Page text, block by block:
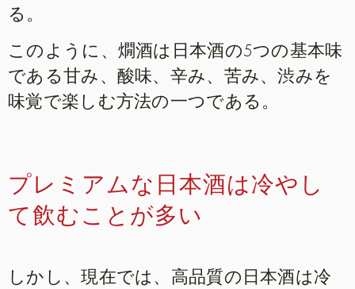
る。
このように、燗酒は日本酒の5つの基本味
である甘み、酸味、辛み、苦み、渋みを
味覚で楽しむ方法の一つである。
プレミアムな日本酒は冷やし
て飲むことが多い
しかし、現在では、高品質の日本酒は冷